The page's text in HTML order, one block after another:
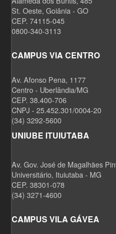
St. Oeste, Goiânia - GO
CEP. 74115-045
0800-340-3113
CAMPUS VIA CENTRO
Av. Afonso Pena, 1177
Centro - Uberlândia/MG
CEP. 38.400-706
CNPJ - 25.452.301/0004-20
(34) 3292-5600
UNIUBE ITUIUTABA
Av. Gov. José de Magalhães
Universitário, Ituiutaba - MG
CEP. 38301-078
(34) 3271-4600
CAMPUS VILA GÁVEA